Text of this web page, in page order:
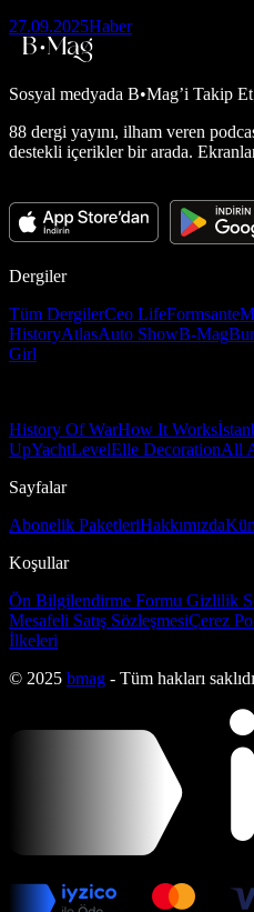
27.09.2025Haber
Sosyal medyada B•Mag’i Takip
88 dergi yayını, ilham veren
destekli içerikler bir arada.
Dergiler
Tüm DergilerCeo LifeFormsante
HistoryAtlasAuto ShowB-Mag
Girl
History Of WarHow It Works
UpYachtLevelElle DecorationAll
Sayfalar
Abonelik PaketleriHakkımızda
Koşullar
Ön Bilgilendirme Formu Gizlilik
Mesafeli Satış SözleşmesiÇerez
İlkeleri
© 2025 bmag - Tüm hakları